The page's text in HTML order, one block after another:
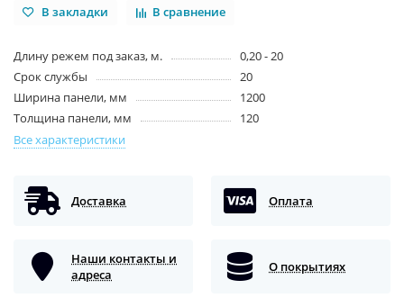
В закладки В сравнение
Длину режем под заказ, м.
0,20 - 20
Срок службы
20
Ширина панели, мм
1200
Толщина панели, мм
120
Все характеристики
Доставка Оплата
Наши контакты и
адреса
О покрытиях